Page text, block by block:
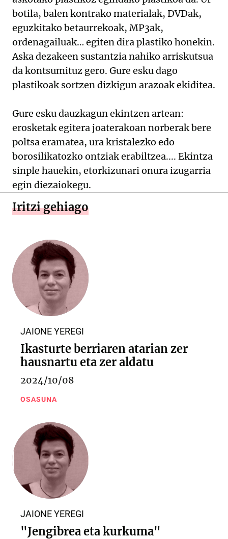
botila, balen kontrako materialak, DVDak,
eguzkitako betaurrekoak, MP3ak,
ordenagailuak… egiten dira plastiko honekin.
Aska dezakeen sustantzia nahiko arriskutsua
da kontsumituz gero. Gure esku dago
plastikoak sortzen dizkigun arazoak ekiditea.
Gure esku dauzkagun ekintzen artean:
erosketak egitera joaterakoan norberak bere
poltsa eramatea, ura kristalezko edo
borosilikatozko ontziak erabiltzea.... Ekintza
sinple hauekin, etorkizunari onura izugarria
egin diezaiokegu.
Iritzi gehiago
JAIONE YEREGI
Ikasturte berriaren atarian zer
hausnartu eta zer aldatu
2024/10/08
OSASUNA
JAIONE YEREGI
"Jengibrea eta kurkuma"